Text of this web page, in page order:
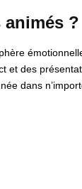
?
des
dans